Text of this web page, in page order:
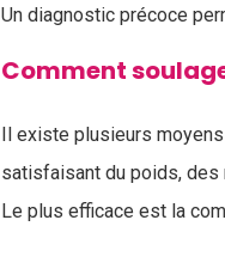
Un diagnostic précoce
Comment
Il existe plusieurs
satisfaisant du poids, des
Le plus efficace est la